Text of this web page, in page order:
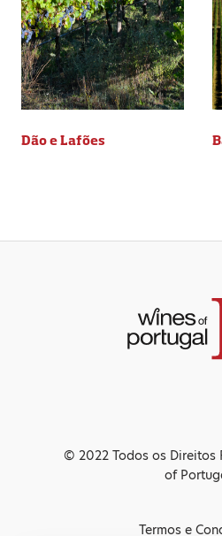
Dão e Lafões
© 2022 Todos os Direitos
of
Termos e